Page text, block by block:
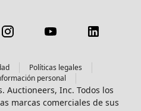
Políticas legales
personal
Auctioneers, Inc. Todos los
marcas comerciales de sus